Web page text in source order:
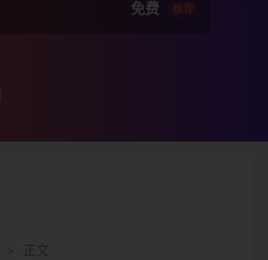
免费 推荐